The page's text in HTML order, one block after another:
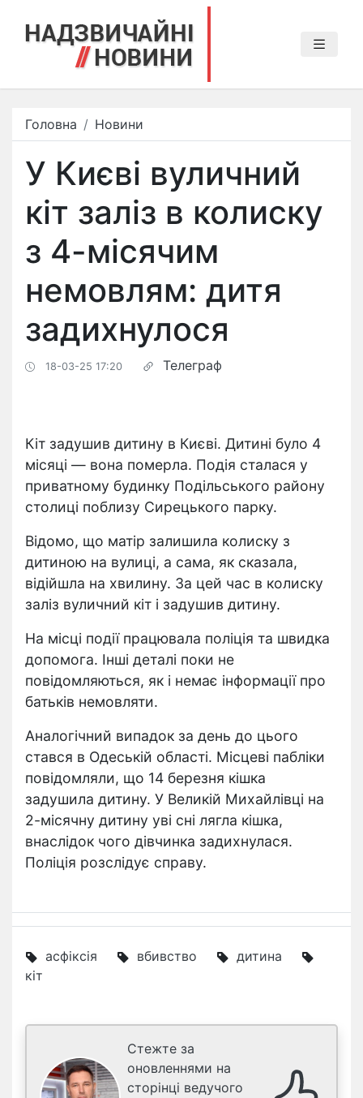
Головна Новини
У Києві вуличний
кіт заліз в колиску
з 4-місячим
немовлям: дитя
задихнулося
18-03-25 17:20 Телеграф
Кіт задушив дитину в Києві. Дитині було 4
місяці — вона померла. Подія сталася у
приватному будинку Подільського району
столиці поблизу Сирецького парку.
Відомо, що матір залишила колиску з
дитиною на вулиці, а сама, як сказала,
відійшла на хвилину. За цей час в колиску
заліз вуличний кіт і задушив дитину.
На місці події працювала поліція та швидка
допомога. Інші деталі поки не
повідомляються, як і немає інформації про
батьків немовляти.
Аналогічний випадок за день до цього
стався в Одеській області. Місцеві пабліки
повідомляли, що 14 березня кішка
задушила дитину. У Великій Михайлівці на
2-місячну дитину уві сні лягла кішка,
внаслідок чого дівчинка задихнулася.
Поліція розслідує справу.
асфіксія вбивство
дитина
кіт
Стежте за
оновленнями на
сторінці ведучого